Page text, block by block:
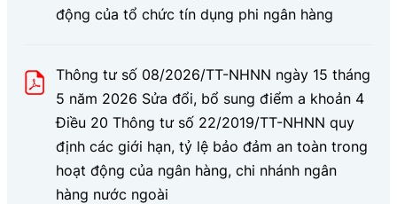
động của tổ chức tín dụng phi ngân hàng
Thông tư số 08/2026/TT-NHNN ngày 15 tháng
5 năm 2026 Sửa đổi, bổ sung điểm a khoản 4
Điều 20 Thông tư số 22/2019/TT-NHNN quy
định các giới hạn, tỷ lệ bảo đảm an toàn trong
hoạt động của ngân hàng, chi nhánh ngân
hàng nước ngoài